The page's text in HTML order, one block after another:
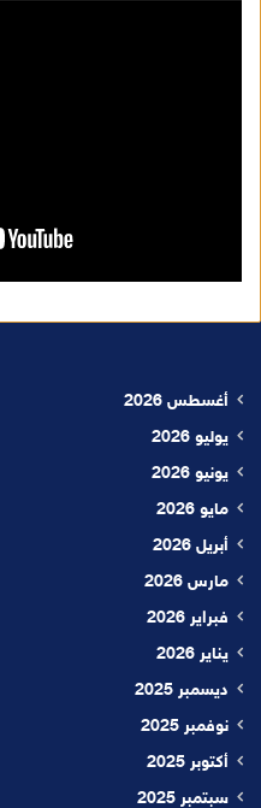
أغسطس 2026
يوليو 2026
يونيو 2026
مايو 2026
أبريل 2026
مارس 2026
فبراير 2026
يناير 2026
ديسمبر 2025
نوفمبر 2025
أكتوبر 2025
سبتمبر 2025